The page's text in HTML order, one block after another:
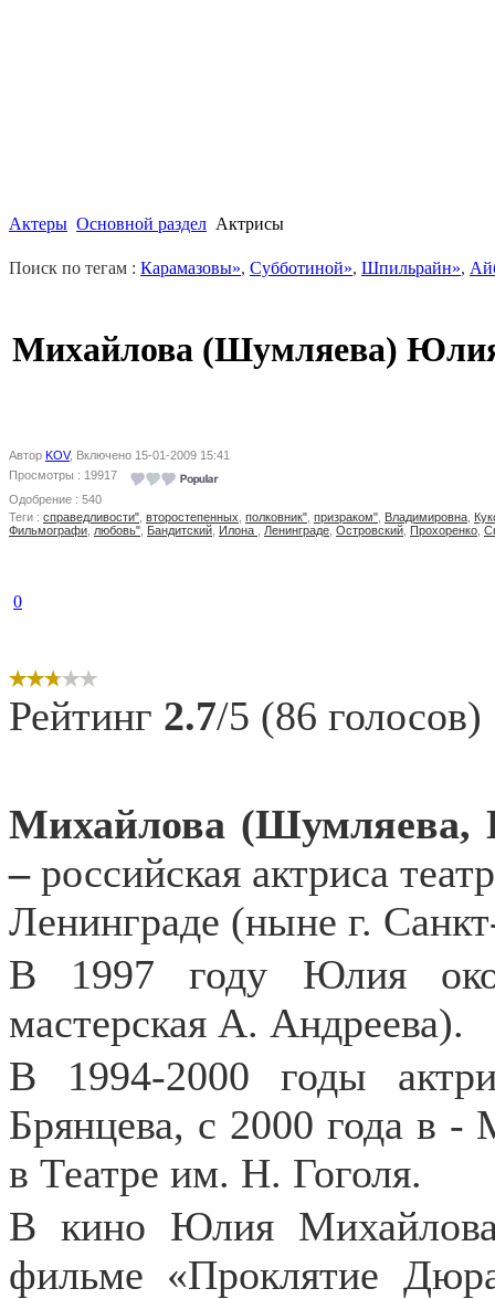
Актеры Основной раздел Актрисы
Поиск по тегам : Карамазовы», Субботиной», Шпильрайн»,
Михайлова (Шумляева)
Автор KOV, Включено 15-01-2009 15:41
Просмотры : 19917
Одобрение : 540
Теги : справедливости" второстепенных полковник" призраком" Владимировна
Фильмографи любовь" Бандитский Илона Ленинграде Островский Прохоренко
0
Рейтинг 2.7/5 (86 голосов)
Михайлова (Шумляева,
–российская актриса
Ленинграде (ныне г.
В 1997 году Юлия
мастерская А. Андреева).
В 1994-2000 годы
Брянцева, с 2000 года в
в Театре им. Н. Гоголя.
В кино Юлия
фильме «Проклятие